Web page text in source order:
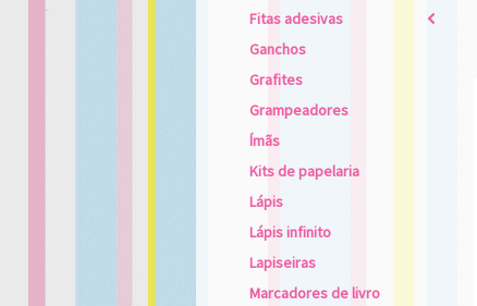
Fitas adesivas
2
Ganchos
Grafites
Grampeadores
Ímãs
Kits de papelaria
Lápis
Lápis infinito
Lapiseiras
Marcadores de livro